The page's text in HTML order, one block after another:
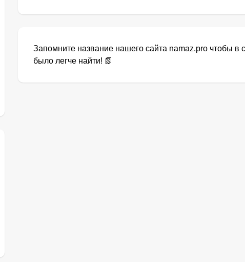
Запомните название нашего сайта namaz.pro чтобы в
было легче найти! 📗